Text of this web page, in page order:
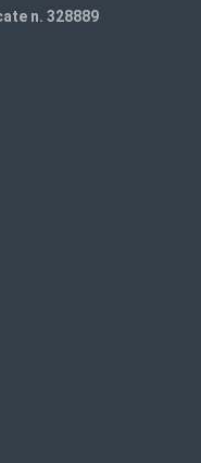
n. 328889